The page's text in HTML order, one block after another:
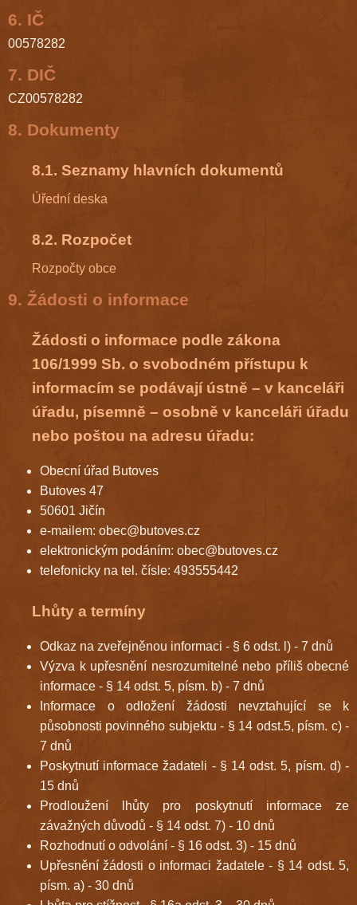
6. IČ
00578282
7. DIČ
CZ00578282
8. Dokumenty
8.1. Seznamy hlavních dokumentů
Úřední deska
8.2. Rozpočet
Rozpočty obce
9. Žádosti o informace
Žádosti o informace podle zákona
106/1999 Sb. o svobodném přístupu k
informacím se podávají ústně – v kanceláři
úřadu, písemně – osobně v kanceláři úřadu
nebo poštou na adresu úřadu:
Obecní úřad Butoves
Butoves 47
50601 Jičín
e-mailem: obec@butoves.cz
elektronickým podáním: obec@butoves.cz
telefonicky na tel. čísle: 493555442
Lhůty a termíny
Odkaz na zveřejněnou informaci - § 6 odst. l) - 7 dnů
Výzva k upřesnění nesrozumitelné nebo příliš obecné
informace - § 14 odst. 5, písm. b) - 7 dnů
Informace o odložení žádosti nevztahující se k
působnosti povinného subjektu - § 14 odst.5, písm. c) -
7 dnů
Poskytnutí informace žadateli - § 14 odst. 5, písm. d) -
15 dnů
Prodloužení lhůty pro poskytnutí informace ze
závažných důvodů - § 14 odst. 7) - 10 dnů
Rozhodnutí o odvolání - § 16 odst. 3) - 15 dnů
Upřesnění žádosti o informaci žadatele - § 14 odst. 5,
písm. a) - 30 dnů